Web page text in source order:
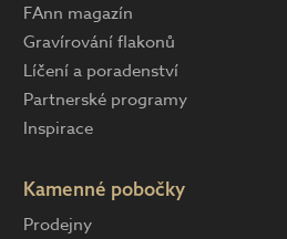
FAnn magazín
Gravírování flakonů
Líčení a poradenství
Partnerské programy
Inspirace
Kamenné pobočky
Prodejny